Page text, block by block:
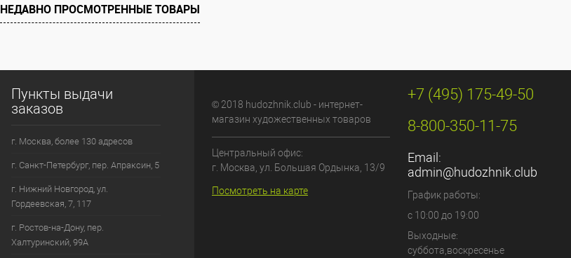
НЕДАВНО ПРОСМОТРЕННЫЕ ТОВАРЫ
Пункты выдачи
заказов
г. Москва, более 130 адресов
г. Санкт-Петербург, пер. Апраксин, 5
г. Нижний Новгород, ул.
Гордеевская, 7, 117
г. Ростов-на-Дону, пер.
Халтуринский, 99А
© 2018 hudozhnik.club - интернет-
магазин художественных товаров
Центральный офис:
г. Москва, ул. Большая Ордынка, 13/9
Посмотреть на карте
+7 (495) 175-49-50
8-800-350-11-75
Email:
admin@hudozhnik.club
График работы:
с 10:00 до 19:00
Выходные:
суббота,воскресенье